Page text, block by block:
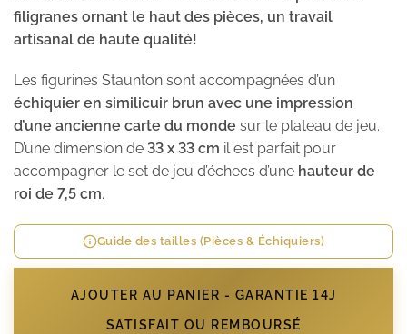
filigranes ornant le haut des pièces, un travail
artisanal de haute qualité!
Les figurines Staunton sont accompagnées d’un
échiquier en similicuir brun avec une impression
d’une ancienne carte du monde sur le plateau de jeu.
D’une dimension de 33 x 33 cm il est parfait pour
accompagner le set de jeu d’échecs d’une hauteur de
roi de 7,5 cm.
Guide des tailles (Pièces & Échiquiers)
AJOUTER AU PANIER - GARANTIE 14J
SATISFAIT OU REMBOURSÉ